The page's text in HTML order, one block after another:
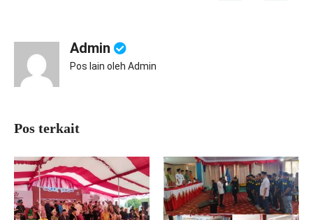
Admin
Pos lain oleh Admin
Pos terkait